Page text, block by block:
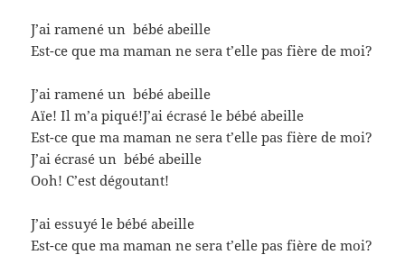
J’ai ramené un bébé abeille
Est-ce que ma maman ne sera t’elle pas fière de moi?
J’ai ramené un bébé abeille
Aïe! Il m’a piqué!J’ai écrasé le bébé abeille
Est-ce que ma maman ne sera t’elle pas fière de moi?
J’ai écrasé un bébé abeille
Ooh! C’est dégoutant!
J’ai essuyé le bébé abeille
Est-ce que ma maman ne sera t’elle pas fière de moi?